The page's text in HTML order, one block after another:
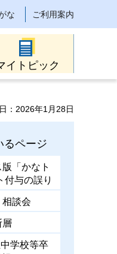
な ご利用案内
イトピック
：2026年1月28日
るページ
「かなト
付与の誤り
談会
層
学校等卒